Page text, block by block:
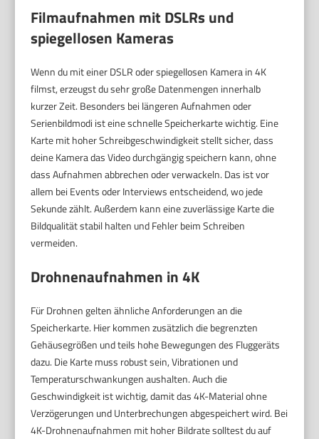
Filmaufnahmen mit DSLRs und
spiegellosen Kameras
Wenn du mit einer DSLR oder spiegellosen Kamera in 4K
filmst, erzeugst du sehr große Datenmengen innerhalb
kurzer Zeit. Besonders bei längeren Aufnahmen oder
Serienbildmodi ist eine schnelle Speicherkarte wichtig. Eine
Karte mit hoher Schreibgeschwindigkeit stellt sicher, dass
deine Kamera das Video durchgängig speichern kann, ohne
dass Aufnahmen abbrechen oder verwackeln. Das ist vor
allem bei Events oder Interviews entscheidend, wo jede
Sekunde zählt. Außerdem kann eine zuverlässige Karte die
Bildqualität stabil halten und Fehler beim Schreiben
vermeiden.
Drohnenaufnahmen in 4K
Für Drohnen gelten ähnliche Anforderungen an die
Speicherkarte. Hier kommen zusätzlich die begrenzten
Gehäusegrößen und teils hohe Bewegungen des Fluggeräts
dazu. Die Karte muss robust sein, Vibrationen und
Temperaturschwankungen aushalten. Auch die
Geschwindigkeit ist wichtig, damit das 4K-Material ohne
Verzögerungen und Unterbrechungen abgespeichert wird. Bei
4K-Drohnenaufnahmen mit hoher Bildrate solltest du auf